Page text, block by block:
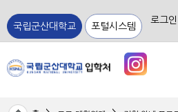
국립군산대학교 포털시스템
로그인